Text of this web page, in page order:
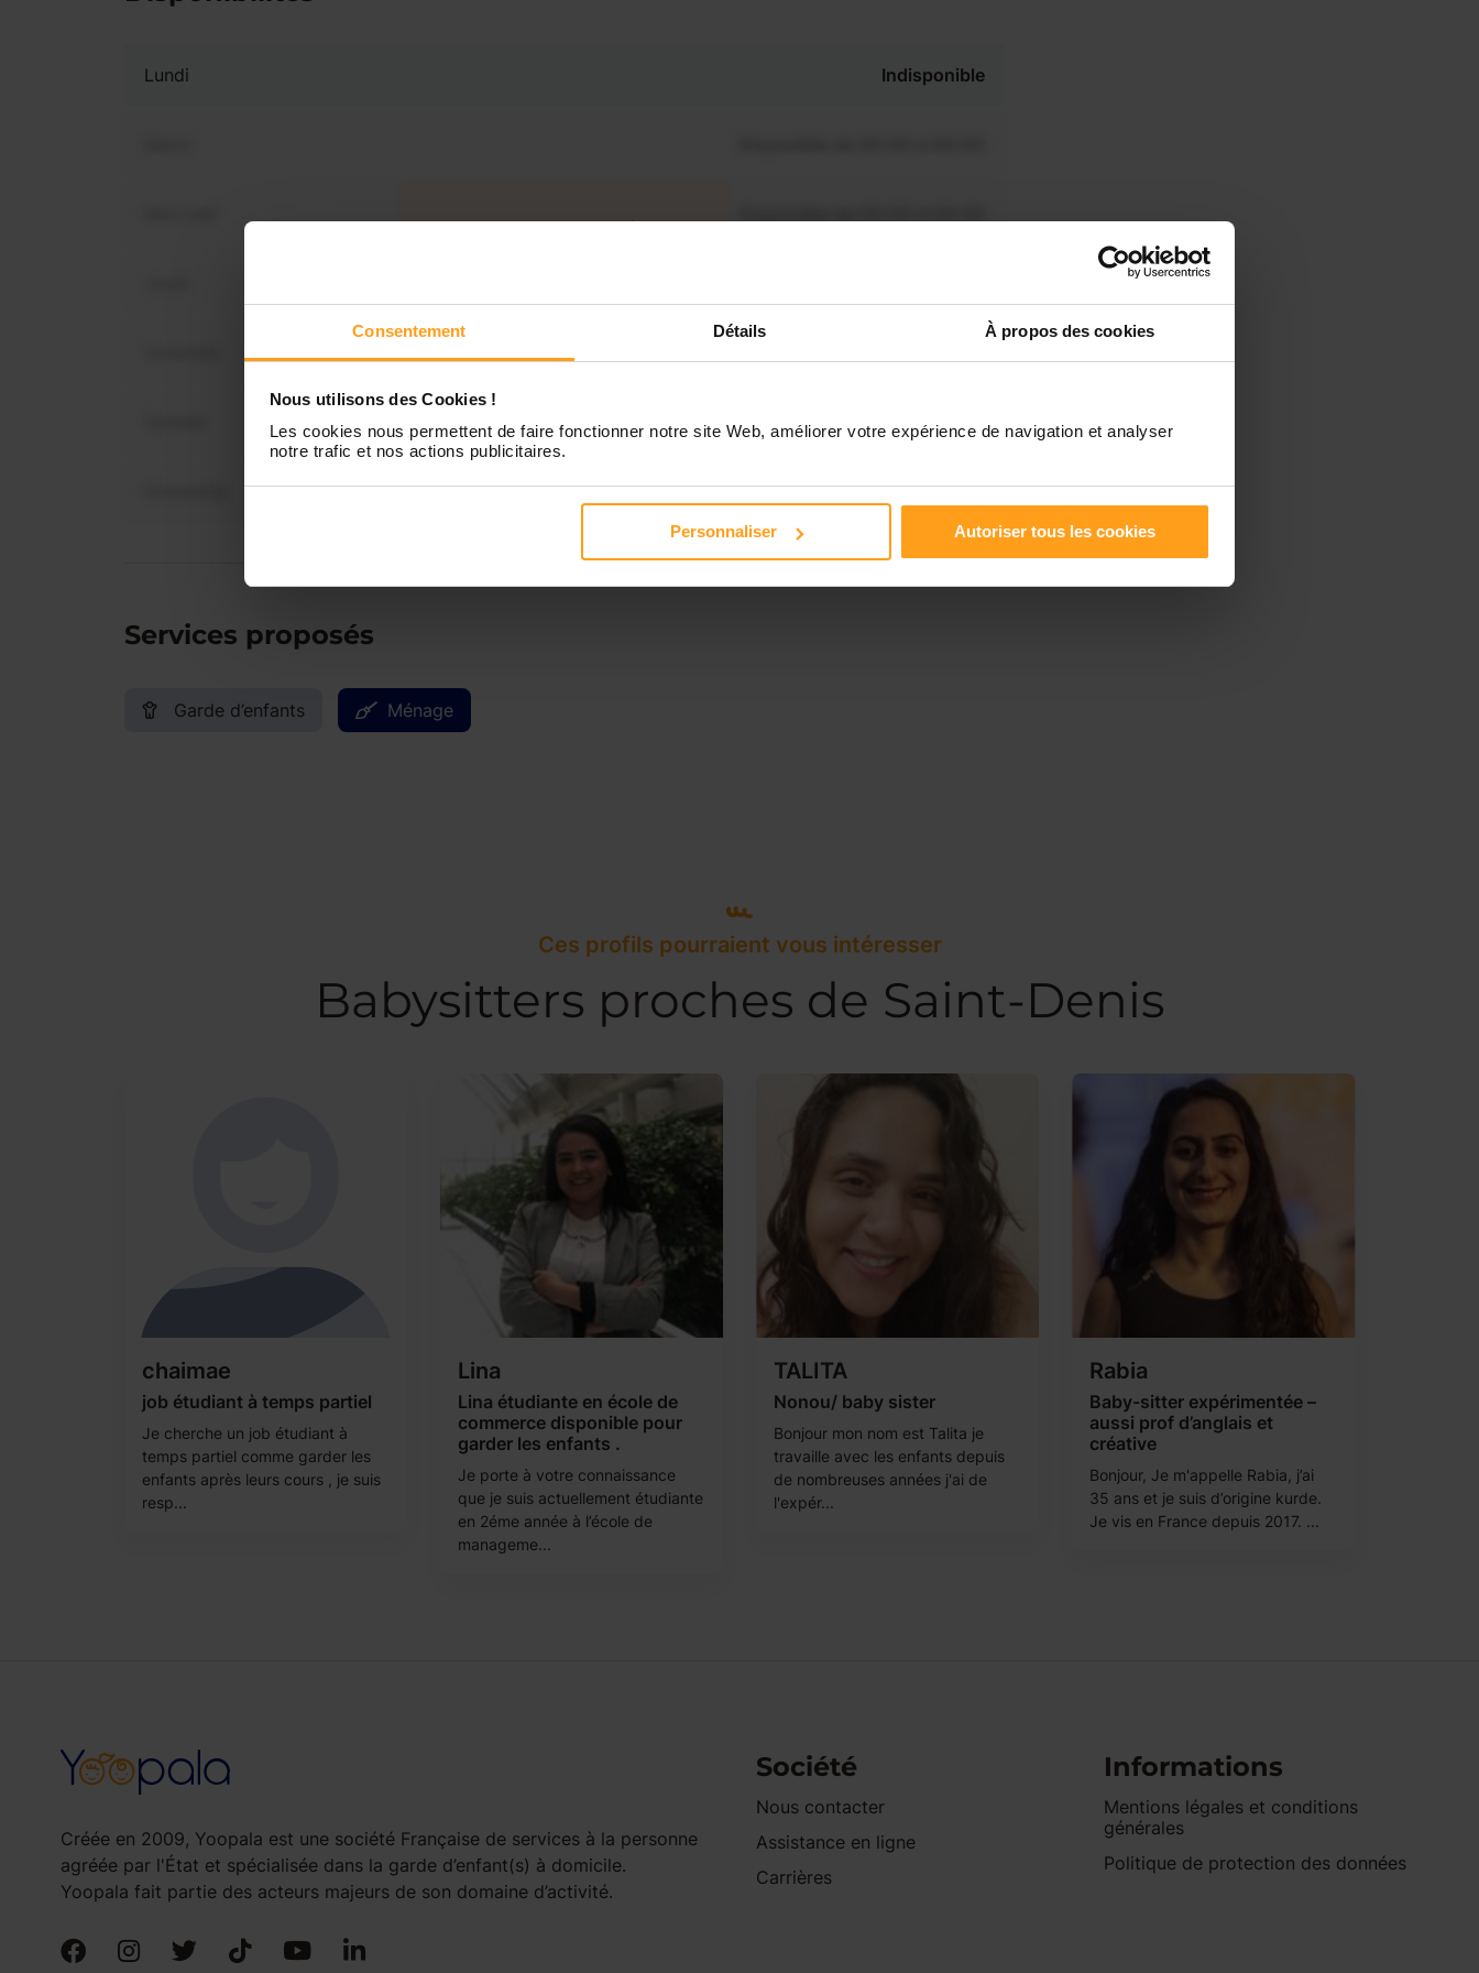
Consentement Détails À propos des cookies
Nous utilisons des Cookies !
Les cookies nous permettent de faire fonctionner notre site Web, améliorer votre expérience de navigation et analyser
notre trafic et nos actions publicitaires.
Personnaliser Autoriser tous les cookies
Lundi Indisponible
Disponible de 00:00 à 00:00
Disponible de 00:00 à 00:00
Vous souhaitez connaître les
Services proposés
Garde d’enfants Ménage
Ces profils pourraient vous intéresser
Babysitters proches de Saint-Denis
chaimae
job étudiant à temps partiel
Je cherche un job étudiant à
temps partiel comme garder les
enfants après leurs cours , je suis
resp...
Lina
Lina étudiante en école de
commerce disponible pour
garder les enfants .
Je porte à votre connaissance
que je suis actuellement étudiante
en 2éme année à l’école de
manageme...
TALITA
Nonou/ baby sister
Bonjour mon nom est Talita je
travaille avec les enfants depuis
de nombreuses années j'ai de
l'expér...
Rabia
Baby-sitter expérimentée –
aussi prof d’anglais et
créative
Bonjour, Je m'appelle Rabia, j’ai
35 ans et je suis d’origine kurde.
Je vis en France depuis 2017. ...
Créée en 2009, Yoopala est une société Française de services à la personne
agréée par l'État et spécialisée dans la garde d’enfant(s) à domicile.
Yoopala fait partie des acteurs majeurs de son domaine d’activité.
Société
Nous contacter
Assistance en ligne
Carrières
Informations
Mentions légales et conditions
générales
Politique de protection des données